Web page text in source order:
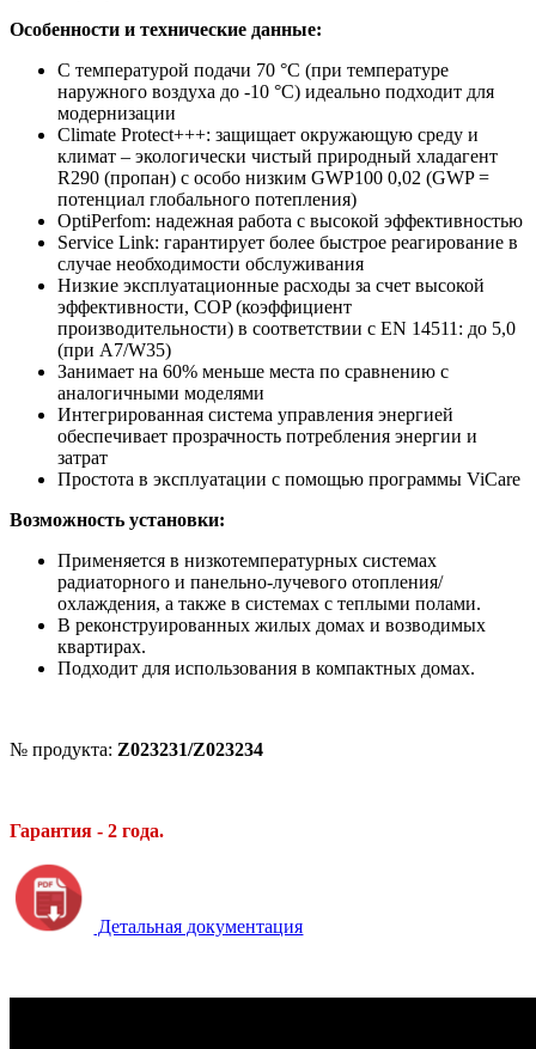
Особенности и технические данные:
С температурой подачи 70 °C (при температуре
наружного воздуха до -10 °C) идеально подходит для
модернизации
Climate Protect+++: защищает окружающую среду и
климат – экологически чистый природный хладагент
R290 (пропан) с особо низким GWP100 0,02 (GWP =
потенциал глобального потепления)
OptiPerfom: надежная работа с высокой эффективностью
Service Link: гарантирует более быстрое реагирование в
случае необходимости обслуживания
Низкие эксплуатационные расходы за счет высокой
эффективности, COP (коэффициент
производительности) в соответствии с EN 14511: до 5,0
(при A7/W35)
Занимает на 60% меньше места по сравнению с
аналогичными моделями
Интегрированная система управления энергией
обеспечивает прозрачность потребления энергии и
затрат
Простота в эксплуатации с помощью программы ViCare
Возможность установки:
Применяется в низкотемпературных системах
радиаторного и панельно-лучевого отопления/
охлаждения, а также в системах с теплыми полами.
В реконструированных жилых домах и возводимых
квартирах.
Подходит для использования в компактных домах.
№ продукта: Z023231/Z023234
Гарантия - 2 года.
Детальная документация